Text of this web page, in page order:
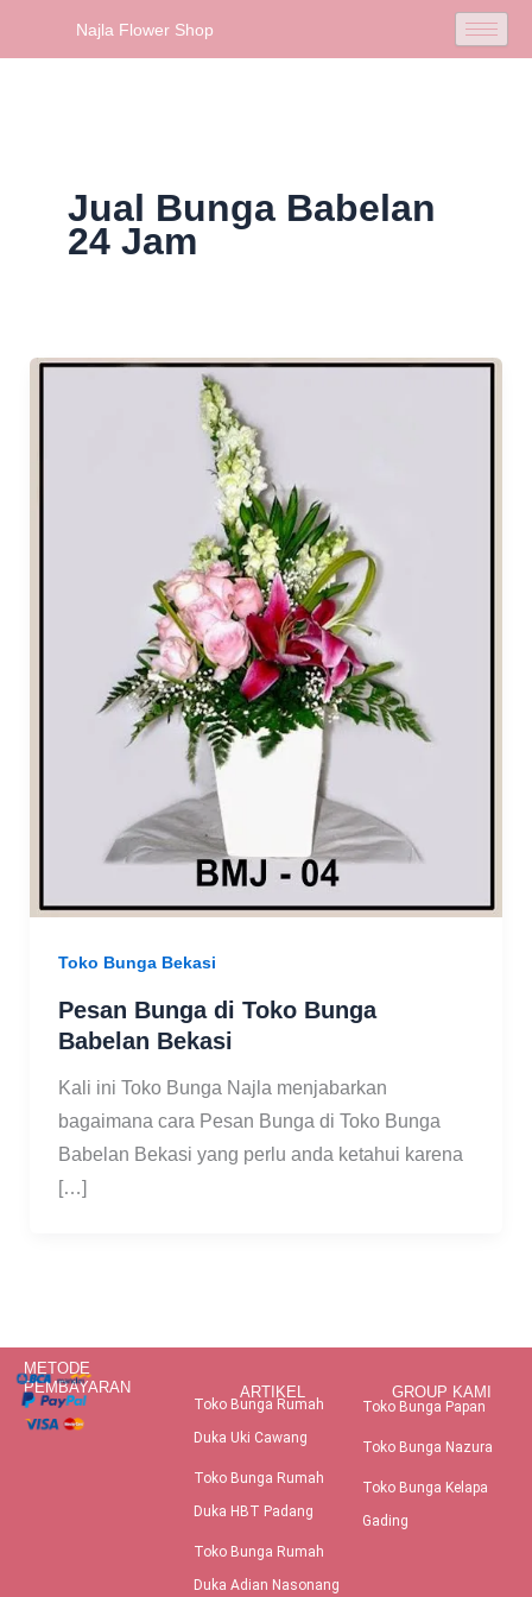
Najla Flower Shop
Jual Bunga Babelan
24 Jam
Toko Bunga Bekasi
Pesan Bunga di Toko Bunga
Babelan Bekasi
Kali ini Toko Bunga Najla menjabarkan
bagaimana cara Pesan Bunga di Toko Bunga
Babelan Bekasi yang perlu anda ketahui karena
[…]
METODE
PEMBAYARAN
ARTIKEL
Toko Bunga Rumah
Duka Uki Cawang
Toko Bunga Rumah
Duka HBT Padang
Toko Bunga Rumah
Duka Adian Nasonang
GROUP KAMI
Toko Bunga Papan
Toko Bunga Nazura
Toko Bunga Kelapa
Gading